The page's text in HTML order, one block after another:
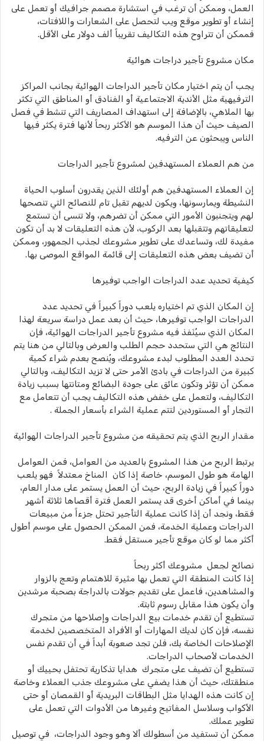
العمل، وممكن أن ترغب في استشارة مصمم جرافيك أو تعمل على
إنشاء أو تطوير موقع ويب لتحصل على الشعارات واللافتات،
فممكن أن تتراوح هذه التكاليف تقريباً ألف دولار على الأقل.
مكان مشروع تأجير دراجات هوائية
يجب أن يتم اختيار مكان تأجير الدراجات الهوائية بجانب المراكز
الترفيهية مثل الأندية الاجتماعية أو الفنادق أو المناطق التي تكثر
بها الملاهي، بالإضافة إلى استهداف المصاريف التي تنشط في فصل
الصيف حيث أن هذا الموسم هو الأكثر ربحاً لأنها فترة يكثر فيها
الناس ويبحثون عن الترفيه.
من هم العملاء المستهدفين لمشروع تأجير الدراجات
إن العملاء المستهدفين هم أولئك الذين يقدرون أسلوب الحياة
النشيطة ويمارسونها، ويكون لديهم تقبل تام للنصائح التي تنصحها
لهم ويتجنبون الأمور التي ممكن أن تضرهم، ولا تنسى أن تستمع
لتعليقاتهم وتتقبلها بعد الركوب، لأن هذه التعليقات لا بد أن تكون
مفيدة لك، وتساعدك على تطوير مشروعك لجذب الجمهور، وممكن
أن تضيف بعض هذه التعليقات إلى قائمة المواقع الموصى بها.
كيفية تحديد عدد الدراجات الواجب توفيرها
إن المكان الذي تم اختياره يلعب دوراً كبيراً في تحديد عدد
الدراجات الواجب توفيرها، حيث أن بعد عمل دراسة سريعة لهذا
المكان الذي سيُنَفذ فيه مشروع تأجير الدراجات الهوائية، فإن
النتائج هي التي ستحدد حجم الطلب والعرض وبالتالي من هنا يتم
تحدد العدد المطلوب لبدء مشروعك، ويُنصح بعدم شراء كمية
كبيرة من الدراجات في بادئ الأمر حتى لا تزيد التكاليف، وبالتالي
ممكن أن تؤثر وتكون عائق على جودة البضائع ومتانتها بسبب زيادة
التكاليف، ولتعمل على خفض هذه التكاليف يجب أن تتعامل مع
التجار أو المستوردين لتتم عملية الشراء بأسعار الجملة .
مقدار الربح الذي يتم تحقيقه من مشروع تأجير الدراجات الهوائية
يرتبط الربح من هذا المشروع بالعديد من العوامل، فمن العوامل
الهامة هو طول الموسم، خاصة إذا كان المناخ معتدلاً فهو يلعب
دوراً كبيراً في زيادة الربح، حيث أن العمل يستمر على مدار العام،
بينما في أماكن أخرى قد يستمر العمل فترة أقصاها ثلاثة أشهر
فقط، ونجد أن إذا كانت عملية التأجير تحتل جزءاً من مبيعات
الدراجات وعملية الخدمة، فمن الممكن الحصول على موسم أطول
أكثر مما لو كان موقع تأجير مستقل فقط.
نصائح لجعل مشروعك أكثر ربحاً
إذا كانت المنطقة التي تعمل بها مثيرة للاهتمام وتعج بالزوار
والمشاهدين، فاعمل على تقديم جولات بالدراجة بصحبة مرشدين
وأن يكون هذا مقابل رسوم ثابتة.
تستطيع أن تقدم خدمات بيع الدراجات وإصلاحها من متجرك
نفسه، فإن كان لديك المهارات أو الأفراد المتخصصين لخدمة
الإصلاحات الخاصة بك، فلن تجد صعوبة أبداً في أن تقدم نفس
الخدمات لأصحاب الدراجات.
تستطيع أن تضيف على متجرك هدايا تذكارية تحتفل بحييك أو
منطقتك، حيث أن هذا يضفي على مشروعك جذب العملاء وخاصة
إن كانت هذه الهدايا مثل البطاقات البريدية أو القمصان أو حتى
الأكواب وسلاسل المفاتيح وغيرها من الأدوات التي تعمل على
تطوير عملك.
ممكن أن تستفيد من أسطولك ألا وهو وجود الدراجات، في توصيل